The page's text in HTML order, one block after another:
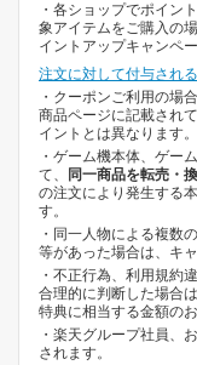
・各ショップでポイン
象アイテムをご購入の
イントアップキャンペ
注文に対して付与され
・クーポンご利用の場
商品ページに記載され
イントとは異なります。
・ゲーム機本体、ゲー
て、
同一商品を転売・
の注文により発生する
す。
・同一人物による複数
等があった場合は、キ
・不正行為、利用規約
合理的に判断した場合
特典に相当する金額の
・楽天グループ社員、
されます。